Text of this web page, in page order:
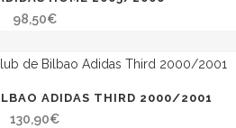
98,50€
ADIDAS THIRD 2000/2001
130,90€